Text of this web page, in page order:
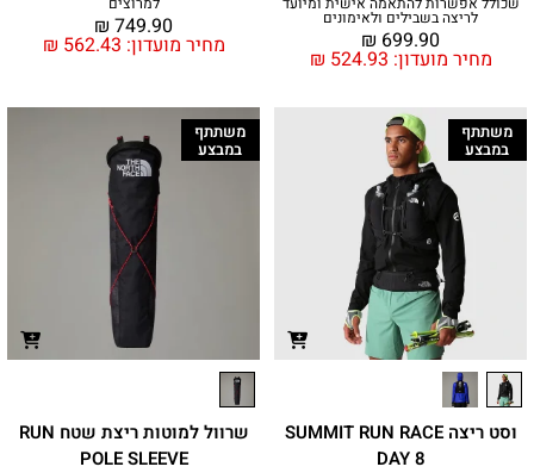
לריצה בשבילים ולאימונים
מחיר מועדון: ₪ 524.93
₪ 699.90 מחיר מועדון: ₪ 562.43
₪ 749.90
משתתף
במבצע
וסט ריצה SUMMIT RUN RACE
DAY 8
משתתף
במבצע
שרוול למוטות ריצת שטח RUN
POLE SLEEVE